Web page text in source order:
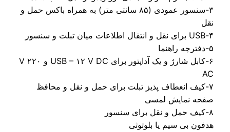
۳-سنسور عمودی (۸۵ سانتی متر) به همراه باکس حمل و
۶-کابل شارژ و یک آداپتور برای USB – ۱۲ V DC و ۲۲۰ V
کیف انعطاف پذیز تبلت برای حمل و نقل و محافظ
نمایش لمسی
بی سیم یا بلوتوثی